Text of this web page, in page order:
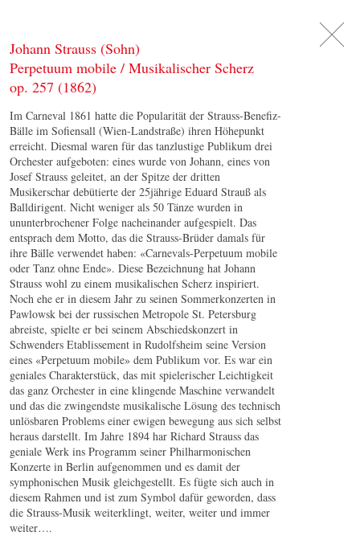
Johann Strauss (Sohn)
Perpetuum mobile / Musikalischer Scherz
op. 257 (1862)
Im Carneval 1861 hatte die Popularität der Strauss-Benefiz-
Bälle im Sofiensall (Wien-Landstraße) ihren Höhepunkt
erreicht. Diesmal waren für das tanzlustige Publikum drei
Orchester aufgeboten: eines wurde von Johann, eines von
Josef Strauss geleitet, an der Spitze der dritten
Musikerschar debütierte der 25jährige Eduard Strauß als
Balldirigent. Nicht weniger als 50 Tänze wurden in
ununterbrochener Folge nacheinander aufgespielt. Das
entsprach dem Motto, das die Strauss-Brüder damals für
ihre Bälle verwendet haben: «Carnevals-Perpetuum mobile
oder Tanz ohne Ende». Diese Bezeichnung hat Johann
Strauss wohl zu einem musikalischen Scherz inspiriert.
Noch ehe er in diesem Jahr zu seinen Sommerkonzerten in
Pawlowsk bei der russischen Metropole St. Petersburg
abreiste, spielte er bei seinem Abschiedskonzert in
Schwenders Etablissement in Rudolfsheim seine Version
eines «Perpetuum mobile» dem Publikum vor. Es war ein
geniales Charakterstück, das mit spielerischer Leichtigkeit
das ganz Orchester in eine klingende Maschine verwandelt
und das die zwingendste musikalische Lösung des technisch
unlösbaren Problems einer ewigen bewegung aus sich selbst
heraus darstellt. Im Jahre 1894 har Richard Strauss das
geniale Werk ins Programm seiner Philharmonischen
Konzerte in Berlin aufgenommen und es damit der
symphonischen Musik gleichgestellt. Es fügte sich auch in
diesem Rahmen und ist zum Symbol dafür geworden, dass
die Strauss-Musik weiterklingt, weiter, weiter und immer
weiter….